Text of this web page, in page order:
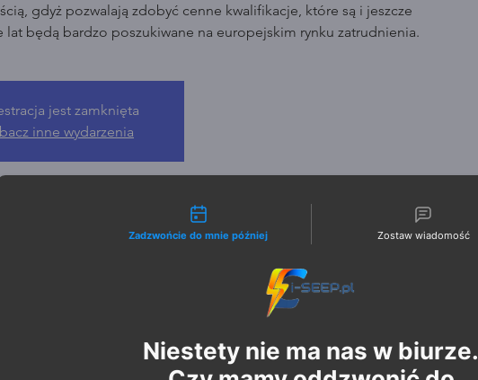
gdyż pozwalają zdobyć cenne kwalifikacje, które są i jeszcze
lat będą bardzo poszukiwane na europejskim rynku zatrudnienia.
jest zamknięta
inne wydarzenia
Możliwości kontaktu
Zadzwońcie do mnie później Zostaw wiadomość
Niestety nie ma nas w biurze.